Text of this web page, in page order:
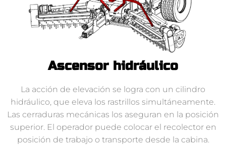
Ascensor hidráulico
La acción de elevación se logra con un cilindro
hidráulico, que eleva los rastrillos simultáneamente.
Las cerraduras mecánicas los aseguran en la posición
superior. El operador puede colocar el recolector en
posición de trabajo o transporte desde la cabina.